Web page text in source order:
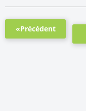
«Précédent